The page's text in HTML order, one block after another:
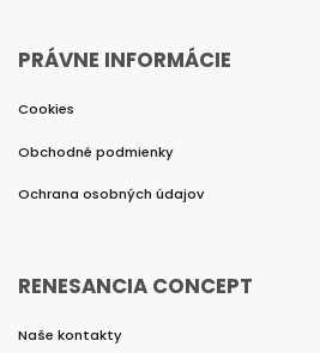
PRÁVNE INFORMÁCIE
Cookies
Obchodné podmienky
Ochrana osobných údajov
RENESANCIA CONCEPT
Naše kontakty